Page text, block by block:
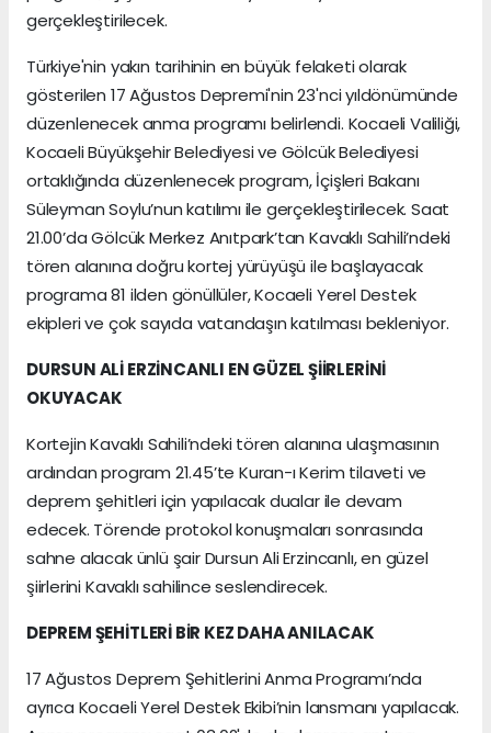
gerçekleştirilecek.
Türkiye'nin yakın tarihinin en büyük felaketi olarak
gösterilen 17 Ağustos Depremi'nin 23'nci yıldönümünde
düzenlenecek anma programı belirlendi. Kocaeli Valiliği,
Kocaeli Büyükşehir Belediyesi ve Gölcük Belediyesi
ortaklığında düzenlenecek program, İçişleri Bakanı
Süleyman Soylu’nun katılımı ile gerçekleştirilecek. Saat
21.00’da Gölcük Merkez Anıtpark’tan Kavaklı Sahili’ndeki
tören alanına doğru kortej yürüyüşü ile başlayacak
programa 81 ilden gönüllüler, Kocaeli Yerel Destek
ekipleri ve çok sayıda vatandaşın katılması bekleniyor.
DURSUN ALİ ERZİNCANLI EN GÜZEL ŞİİRLERİNİ
OKUYACAK
Kortejin Kavaklı Sahili’ndeki tören alanına ulaşmasının
ardından program 21.45’te Kuran-ı Kerim tilaveti ve
deprem şehitleri için yapılacak dualar ile devam
edecek. Törende protokol konuşmaları sonrasında
sahne alacak ünlü şair Dursun Ali Erzincanlı, en güzel
şiirlerini Kavaklı sahilince seslendirecek.
DEPREM ŞEHİTLERİ BİR KEZ DAHA ANILACAK
17 Ağustos Deprem Şehitlerini Anma Programı’nda
ayrıca Kocaeli Yerel Destek Ekibi’nin lansmanı yapılacak.